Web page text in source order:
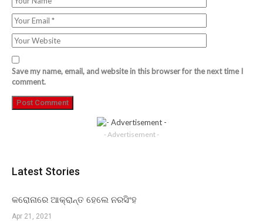
Save my name, email, and website in this browser for the next time I
comment.
- Advertisement -
Latest Stories
କରୋନାରେ ଆକ୍ରାନ୍ତ ହେଲେ ନରସିଂହ
Apr 21, 2021